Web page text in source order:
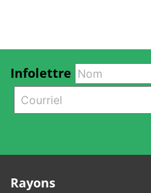
Infolettre
Rayons